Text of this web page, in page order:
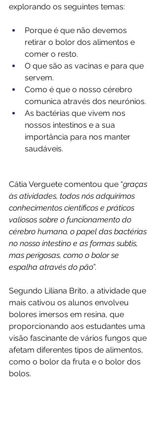
explorando os seguintes temas:
Porque é que não devemos
retirar o bolor dos alimentos e
comer o resto.
O que são as vacinas e para que
servem.
Como é que o nosso cérebro
comunica através dos neurónios.
As bactérias que vivem nos
nossos intestinos e a sua
importância para nos manter
saudáveis.
Cátia Verguete comentou que “graças
às atividades, todos nós adquirimos
conhecimentos científicos e práticos
valiosos sobre o funcionamento do
cérebro humano, o papel das bactérias
no nosso intestino e as formas subtis,
mas perigosas, como o bolor se
espalha através do pão”.
Segundo Liliana Brito, a atividade que
mais cativou os alunos envolveu
bolores imersos em resina, que
proporcionando aos estudantes uma
visão fascinante de vários fungos que
afetam diferentes tipos de alimentos,
como o bolor da fruta e o bolor dos
bolos.